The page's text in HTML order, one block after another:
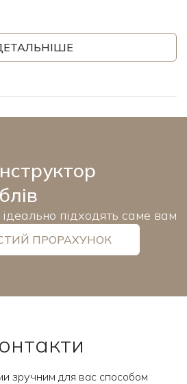
ідеально підходять саме вам
ПРОРАХУНОК
зручним для вас способом